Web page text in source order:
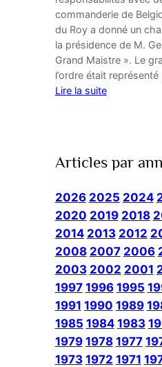
commanderie de
du Roy a donné un
la présidence de M.
Grand Maistre ». Le
l’ordre était
Lire la suite
Articles par
2026 2025 2024
2020 2019 2018
2014 2013 2012
2008 2007 2006
2003 2002 2001
1997 1996 1995
1991 1990 1989
1985 1984 1983
1979 1978 1977
1973 1972 1971